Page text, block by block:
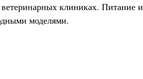
клиниках. Питание и
моделями.